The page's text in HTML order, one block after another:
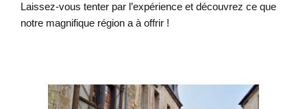
Laissez-vous tenter par l’expérience et découvrez ce que
notre magnifique région a à offrir !